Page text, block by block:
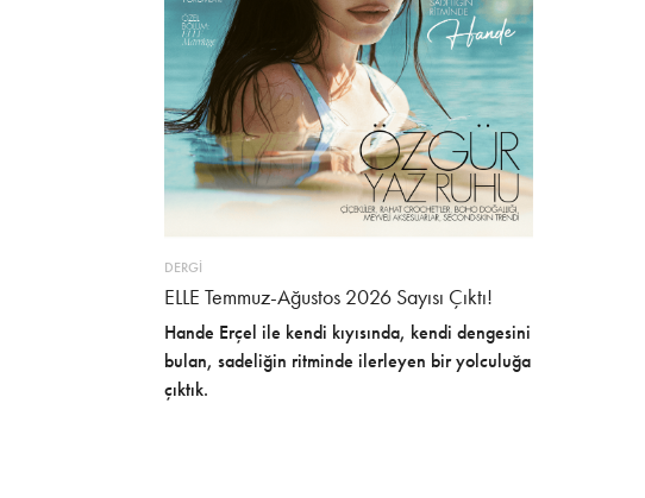
DERGİ
ELLE Temmuz-Ağustos 2026 Sayısı Çıktı!
Hande Erçel ile kendi kıyısında, kendi dengesini
bulan, sadeliğin ritminde ilerleyen bir yolculuğa
çıktık.